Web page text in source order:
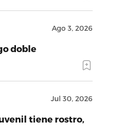
Ago 3, 2026
doble
Jul 30, 2026
tiene rostro,